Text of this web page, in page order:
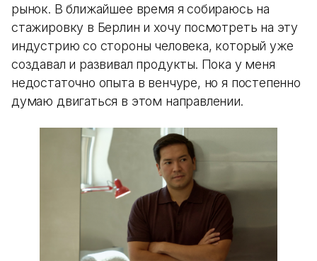
рынок. В ближайшее время я собираюсь на
стажировку в Берлин и хочу посмотреть на эту
индустрию со стороны человека, который уже
создавал и развивал продукты. Пока у меня
недостаточно опыта в венчуре, но я постепенно
думаю двигаться в этом направлении.